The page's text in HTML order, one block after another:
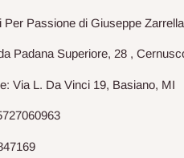
Per Passione di Giuseppe Zarrella
Padana Superiore, 28 ,
Via L. Da Vinci 19, Basiano, MI